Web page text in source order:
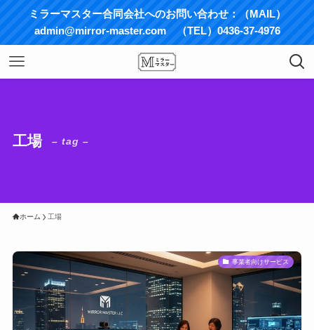
ミラーマスター合同会社へのお問い合わせ：（MAIL）
admin@mirror-master.com （TEL）0436-37-4976
工場 – tag –
ホーム 工場
事業者向けサービス